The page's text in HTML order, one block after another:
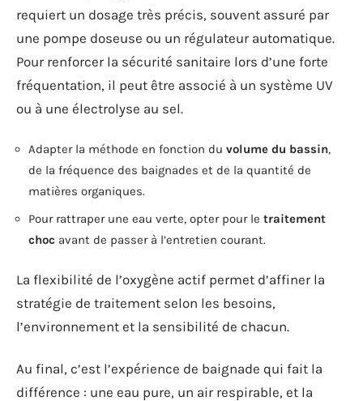
requiert un dosage très précis, souvent assuré par
une pompe doseuse ou un régulateur automatique.
Pour renforcer la sécurité sanitaire lors d’une forte
fréquentation, il peut être associé à un système UV
ou à une électrolyse au sel.
Adapter la méthode en fonction du volume du bassin,
de la fréquence des baignades et de la quantité de
matières organiques.
Pour rattraper une eau verte, opter pour le traitement
choc avant de passer à l’entretien courant.
La flexibilité de l’oxygène actif permet d’affiner la
stratégie de traitement selon les besoins,
l’environnement et la sensibilité de chacun.
Au final, c’est l’expérience de baignade qui fait la
différence : une eau pure, un air respirable, et la